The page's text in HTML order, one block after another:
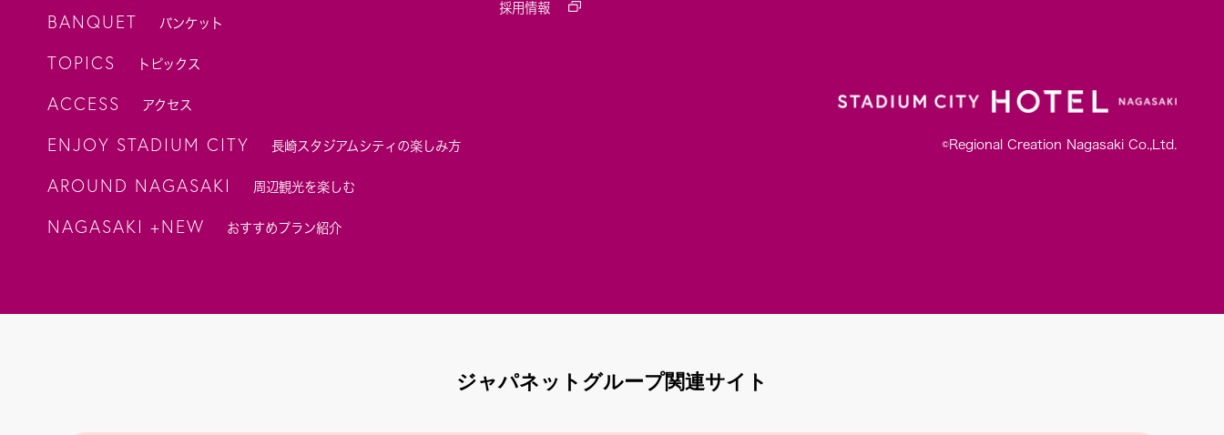
BANQUET バンケット
TOPICS トピックス
ACCESS アクセス
ENJOY STADIUM CITY 長崎スタジアムシティの楽しみ方
AROUND NAGASAKI 周辺観光を楽しむ
NAGASAKI +NEW おすすめプラン紹介
採用情報
©Regional Creation Nagasaki Co.,Ltd.
ジャパネットグループ関連サイト